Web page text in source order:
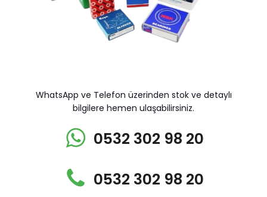
WhatsApp ve Telefon üzerinden stok ve detaylı
bilgilere hemen ulaşabilirsiniz.
0532 302 98 20
0532 302 98 20